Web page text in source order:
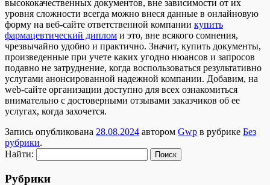
высококачественных документов, вне зависимости от их
уровня сложности всегда можно внеся данные в онлайновую
форму на веб-сайте ответственной компании купить
фармацевтический диплом и это, вне всякого сомнения,
чрезвычайно удобно и практично. Значит, купить документы,
произведенные при учете каких угодно нюансов и запросов
подавно не затруднение, когда воспользоваться результативно
услугами анонсированной надежной компании. Добавим, на
web-сайте организации доступно для всех ознакомиться
внимательно с достоверными отзывами заказчиков об ее
услугах, когда захочется.
Запись опубликована 28.08.2024 автором Gwp в рубрике Без
рубрики.
Найти:
Рубрики